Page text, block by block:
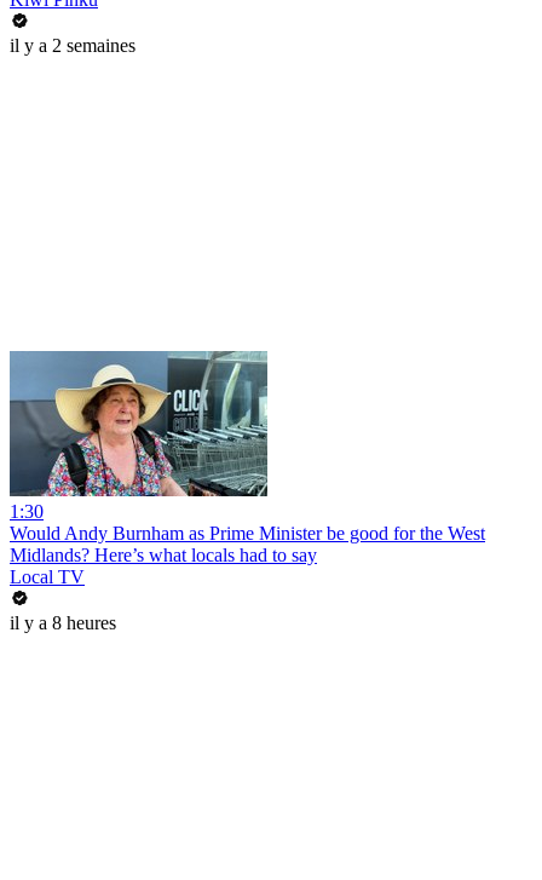
il y a 2 semaines
1:30
Would Andy Burnham as Prime Minister be good for the West
Midlands? Here’s what locals had to say
Local TV
il y a 8 heures